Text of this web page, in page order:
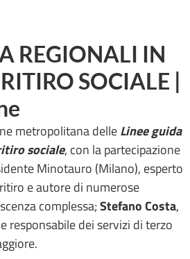
REGIONALI IN
SOCIALE |
metropolitana delleLinee guida
sociale, con la partecipazione
Minotauro (Milano), esperto
e autore di numerose
complessa;Stefano Costa,
responsabile dei servizi di terzo